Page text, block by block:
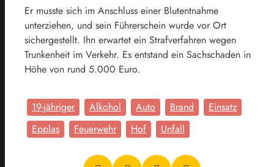
Er musste sich im Anschluss einer Blutentnahme
unterziehen, und sein Führerschein wurde vor Ort
sichergestellt. Ihn erwartet ein Strafverfahren wegen
Trunkenheit im Verkehr. Es entstand ein Sachschaden in
Höhe von rund 5.000 Euro.
19-jähriger Alkohol Auto Brand
Einsatz
Epplas
Feuerwehr Hof Unfall